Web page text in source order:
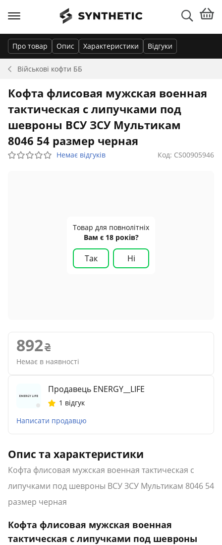
Військові кофти ББ
Про товар Опис Характеристики Відгуки
Кофта флисовая мужская военная
тактическая с липучками под
шевроны ВСУ ЗСУ Мультикам
8046 54 размер черная
Немає відгуків Код: CS00905946
Товар для повнолітніх
Вам є 18 років?
Так Ні
892
Немає в наявності
Продавець ENERGY__LIFE
1 відгук
Написати продавцю
Опис та характеристики
Кофта флисовая мужская военная тактическая с
липучками под шевроны ВСУ ЗСУ Мультикам 8046 54
размер черная
Кофта флисовая мужская военная
тактическая с липучками под шевроны